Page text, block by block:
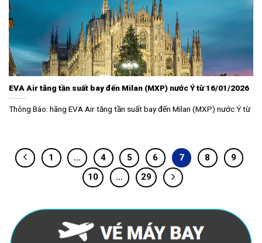
EVA Air tăng tần suất bay đến Milan (MXP) nước Ý từ 16/01/2026
Thông Báo: hãng EVA Air tăng tần suất bay đến Milan (MXP) nước Ý từ
1 … 4 5 6 7 8
9
10
… 29